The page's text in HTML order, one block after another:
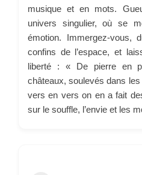
musique et en mots.
univers singulier, où se
émotion. Immergez-vous,
confins de l’espace, et
liberté : « De pierre en
châteaux, soulevés dans
vers en vers on en a fait
sur le souffle, l’envie et les